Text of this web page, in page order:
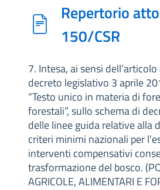
Repertorio
150/CSR
7. Intesa, ai sensi
decreto legislativo 3 aprile
“Testo unico in materia di
forestali”, sullo schema di
delle linee guida relative alla
criteri minimi nazionali per
interventi compensativi
trasformazione del bosco.
AGRICOLE, ALIMENTARI E